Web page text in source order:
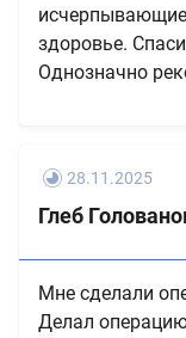
исчерпывающие
здоровье.
Однозначно
28.11.2025
Глеб
Мне сделали
Делал